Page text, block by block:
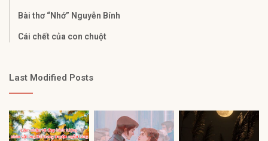
Bài thơ “Nhớ” Nguyễn Bính
Cái chết của con chuột
Last Modified Posts